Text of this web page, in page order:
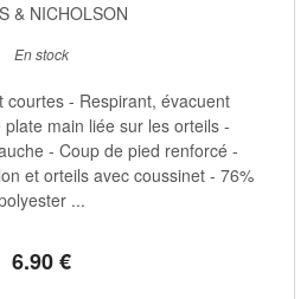
& NICHOLSON
6.90€
En stock
courtes - Respirant, évacuent
main liée sur les orteils -
- Coup de pied renforcé -
et orteils avec coussinet - 76%
...